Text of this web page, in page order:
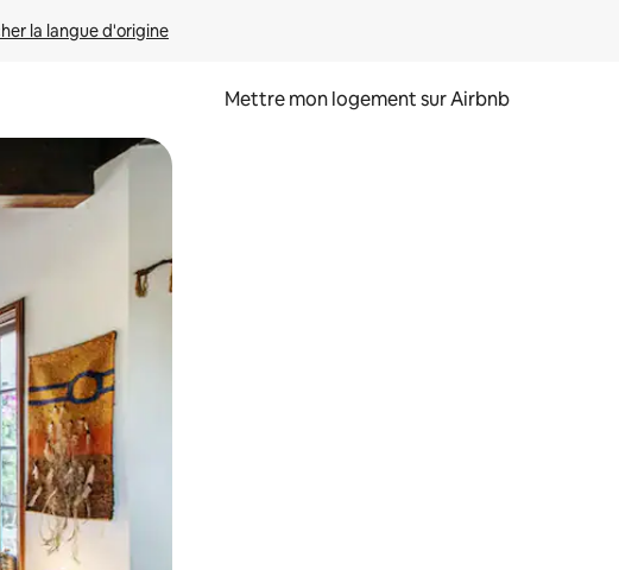
la langue d'origine
Mettre mon logement sur Airbnb
et en faisant glisser.